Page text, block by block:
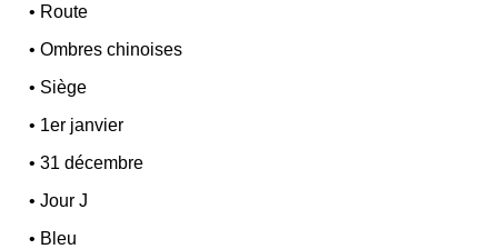
• Route
•Ombres chinoises
• Siège
• 1er janvier
•31 décembre
•Jour J
• Bleu